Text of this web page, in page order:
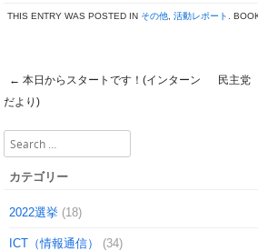
THIS ENTRY WAS POSTED IN その他 活動レポート .
Post navigation
← 本日からスタートです！(インターン
だより)
民主
Search
カテゴリー
2022選挙 (18)
ICT（情報通信） (34)